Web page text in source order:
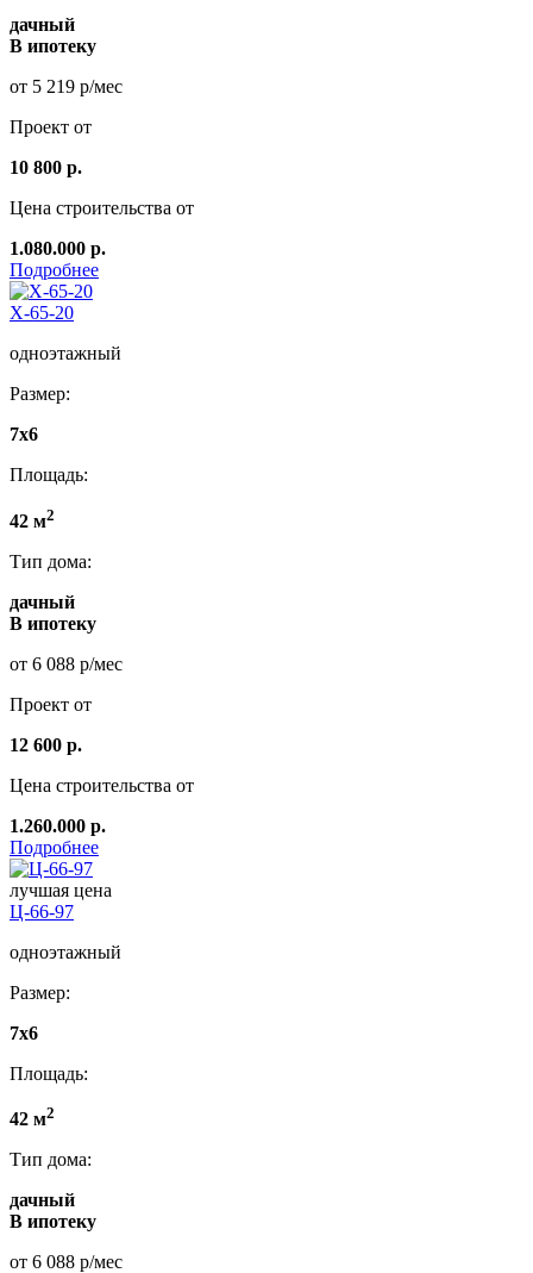
дачный
В ипотеку
от 5 219 р/мес
Проект от
10 800 р.
Цена строительства от
1.080.000 р.
Подробнее
Х-65-20
одноэтажный
Размер:
7x6
Площадь:
42 м2
Тип дома:
дачный
В ипотеку
от 6 088 р/мес
Проект от
12 600 р.
Цена строительства от
1.260.000 р.
Подробнее
лучшая цена
Ц-66-97
одноэтажный
Размер:
7x6
Площадь:
42 м2
Тип дома:
дачный
В ипотеку
от 6 088 р/мес